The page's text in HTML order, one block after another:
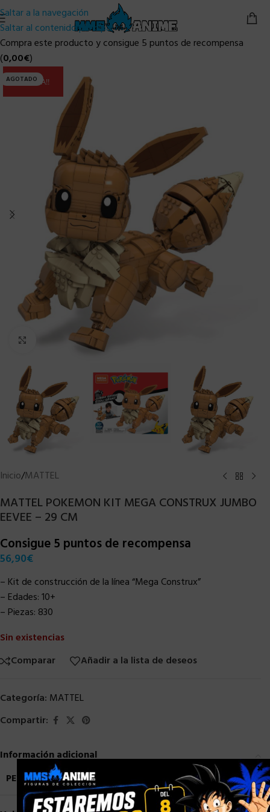
Saltar a la navegación
Saltar al contenido principal
Compra este producto y consigue 5 puntos de recompensa
(0,00€)
AGOTADO
ULTIMA!!
Clic para ampliar
Inicio/MATTEL
MATTEL POKEMON KIT MEGA CONSTRUX JUMBO
EEVEE – 29 CM
Consigue 5 puntos de recompensa
56,90€
– Kit de construcción de la línea “Mega Construx”
– Edades: 10+
– Piezas: 830
Sin existencias
Comparar
Añadir a la lista de deseos
Categoría: MATTEL
Compartir:
Información adicional
PESO
2,5 kg
×